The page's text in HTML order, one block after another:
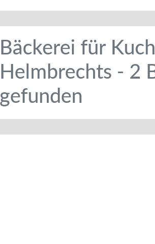
Bäckerei für
Helmbrechts - 2
gefunden